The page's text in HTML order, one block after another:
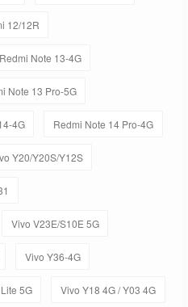
12/12R
Redmi Note 13-4G
Note 13 Pro-5G
4G Redmi Note 14 Pro-4G
Y20/Y20S/Y12S
Vivo V23E/S10E 5G
Vivo Y36-4G
5G Vivo Y18 4G / Y03 4G